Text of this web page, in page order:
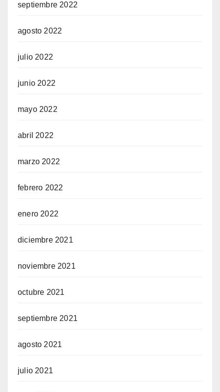
septiembre 2022
agosto 2022
julio 2022
junio 2022
mayo 2022
abril 2022
marzo 2022
febrero 2022
enero 2022
diciembre 2021
noviembre 2021
octubre 2021
septiembre 2021
agosto 2021
julio 2021